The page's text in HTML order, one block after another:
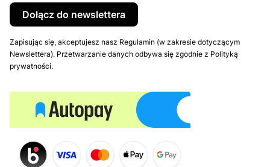
Dołącz do newslettera
Zapisując się, akceptujesz nasz Regulamin (w zakresie dotyczącym
Newslettera). Przetwarzanie danych odbywa się zgodnie z Polityką
prywatności.